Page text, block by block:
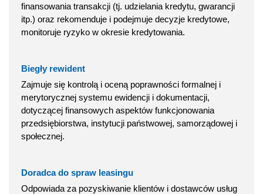
finansowania transakcji (tj. udzielania kredytu, gwarancji
itp.) oraz rekomenduje i podejmuje decyzje kredytowe,
monitoruje ryzyko w okresie kredytowania.
Biegły rewident
Zajmuje się kontrolą i oceną poprawności formalnej i
merytorycznej systemu ewidencji i dokumentacji,
dotyczącej finansowych aspektów funkcjonowania
przedsiębiorstwa, instytucji państwowej, samorządowej i
społecznej.
Doradca do spraw leasingu
Odpowiada za pozyskiwanie klientów i dostawców usług